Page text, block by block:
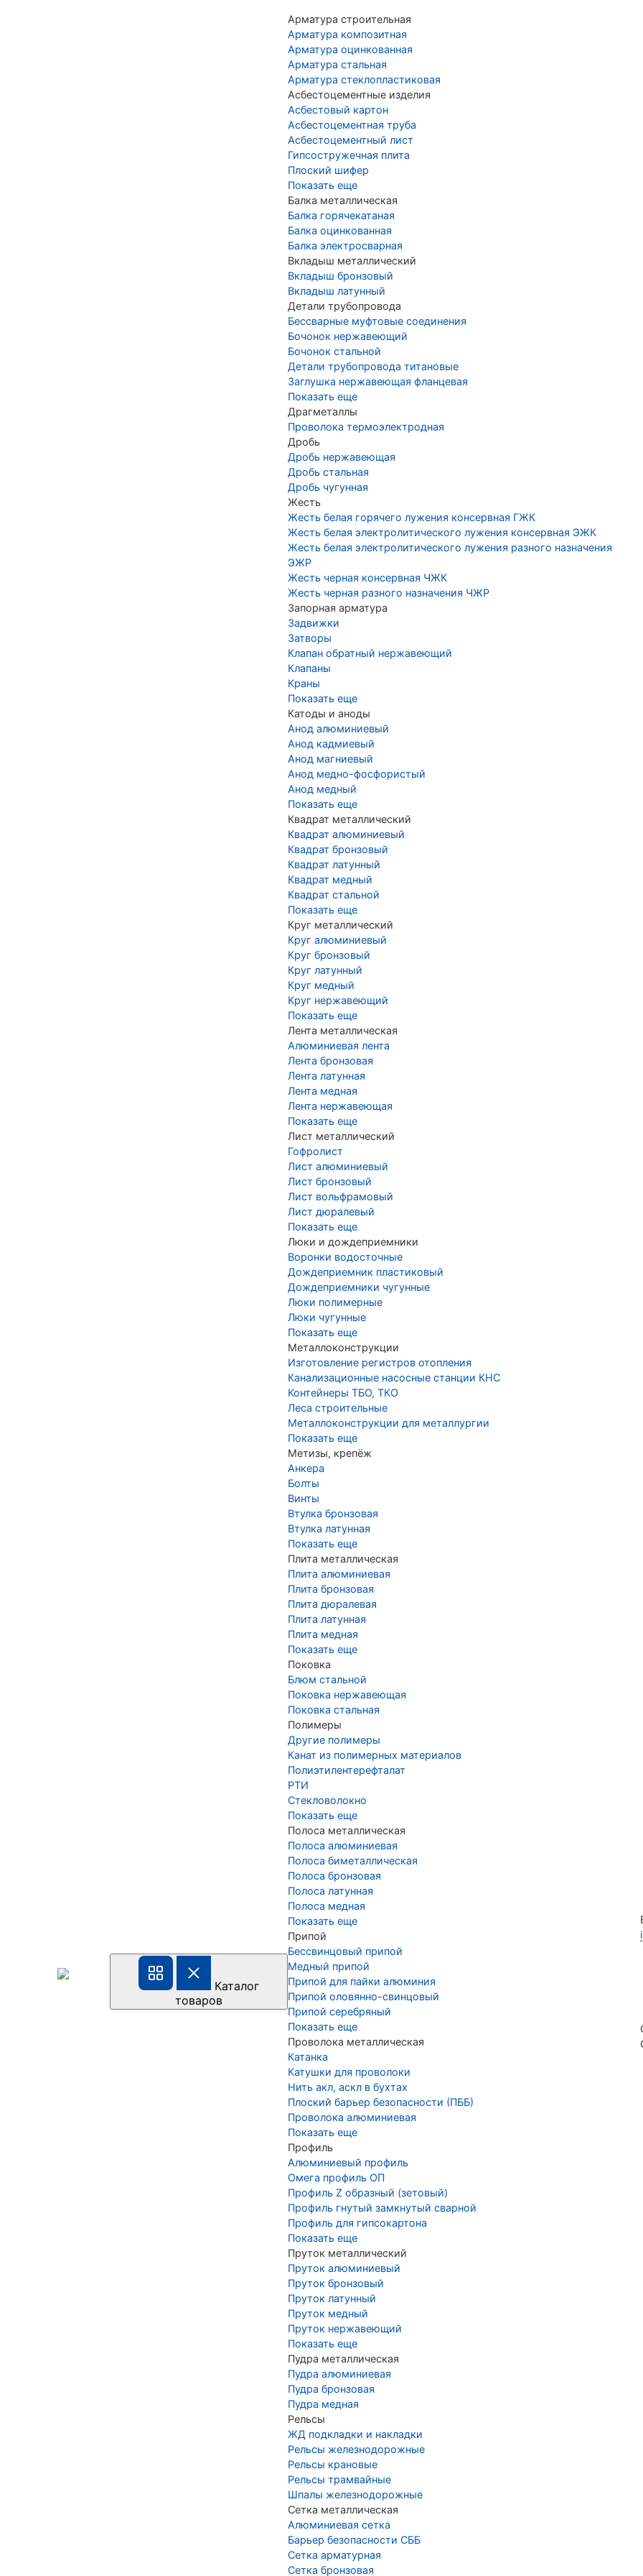
Каталог
товаров
Арматура строительная
Арматура композитная
Арматура оцинкованная
Арматура стальная
Арматура стеклопластиковая
Асбестоцементные изделия
Асбестовый картон
Асбестоцементная труба
Асбестоцементный лист
Гипсостружечная плита
Плоский шифер
Показать еще
Балка металлическая
Балка горячекатаная
Балка оцинкованная
Балка электросварная
Вкладыш металлический
Вкладыш бронзовый
Вкладыш латунный
Детали трубопровода
Бессварные муфтовые соединения
Бочонок нержавеющий
Бочонок стальной
Детали трубопровода титановые
Заглушка нержавеющая фланцевая
Показать еще
Драгметаллы
Проволока термоэлектродная
Дробь
Дробь нержавеющая
Дробь стальная
Дробь чугунная
Жесть
Жесть белая горячего лужения консервная ГЖК
Жесть белая электролитического лужения консервная ЭЖК
Жесть белая электролитического лужения разного назначения
ЭЖР
Жесть черная консервная ЧЖК
Жесть черная разного назначения ЧЖР
Запорная арматура
Задвижки
Затворы
Клапан обратный нержавеющий
Клапаны
Краны
Показать еще
Катоды и аноды
Анод алюминиевый
Анод кадмиевый
Анод магниевый
Анод медно-фосфористый
Анод медный
Показать еще
Квадрат металлический
Квадрат алюминиевый
Квадрат бронзовый
Квадрат латунный
Квадрат медный
Квадрат стальной
Показать еще
Круг металлический
Круг алюминиевый
Круг бронзовый
Круг латунный
Круг медный
Круг нержавеющий
Показать еще
Лента металлическая
Алюминиевая лента
Лента бронзовая
Лента латунная
Лента медная
Лента нержавеющая
Показать еще
Лист металлический
Гофролист
Лист алюминиевый
Лист бронзовый
Лист вольфрамовый
Лист дюралевый
Показать еще
Люки и дождеприемники
Воронки водосточные
Дождеприемник пластиковый
Дождеприемники чугунные
Люки полимерные
Люки чугунные
Показать еще
Металлоконструкции
Изготовление регистров отопления
Канализационные насосные станции КНС
Контейнеры ТБО, ТКО
Леса строительные
Металлоконструкции для металлургии
Показать еще
Метизы, крепёж
Анкера
Болты
Винты
Втулка бронзовая
Втулка латунная
Показать еще
Плита металлическая
Плита алюминиевая
Плита бронзовая
Плита дюралевая
Плита латунная
Плита медная
Показать еще
Поковка
Блюм стальной
Поковка нержавеющая
Поковка стальная
Полимеры
Другие полимеры
Канат из полимерных материалов
Полиэтилентерефталат
РТИ
Стекловолокно
Показать еще
Полоса металлическая
Полоса алюминиевая
Полоса биметаллическая
Полоса бронзовая
Полоса латунная
Полоса медная
Показать еще
Припой
Бессвинцовый припой
Медный припой
Припой для пайки алюминия
Припой оловянно-свинцовый
Припой серебряный
Показать еще
Проволока металлическая
Катанка
Катушки для проволоки
Нить акл, аскл в бухтах
Плоский барьер безопасности (ПББ)
Проволока алюминиевая
Показать еще
Профиль
Алюминиевый профиль
Омега профиль ОП
Профиль Z образный (зетовый)
Профиль гнутый замкнутый сварной
Профиль для гипсокартона
Показать еще
Пруток металлический
Пруток алюминиевый
Пруток бронзовый
Пруток латунный
Пруток медный
Пруток нержавеющий
Показать еще
Пудра металлическая
Пудра алюминиевая
Пудра бронзовая
Пудра медная
Рельсы
ЖД подкладки и накладки
Рельсы железнодорожные
Рельсы крановые
Рельсы трамвайные
Шпалы железнодорожные
Сетка металлическая
Алюминиевая сетка
Барьер безопасности СББ
Сетка арматурная
Сетка бронзовая